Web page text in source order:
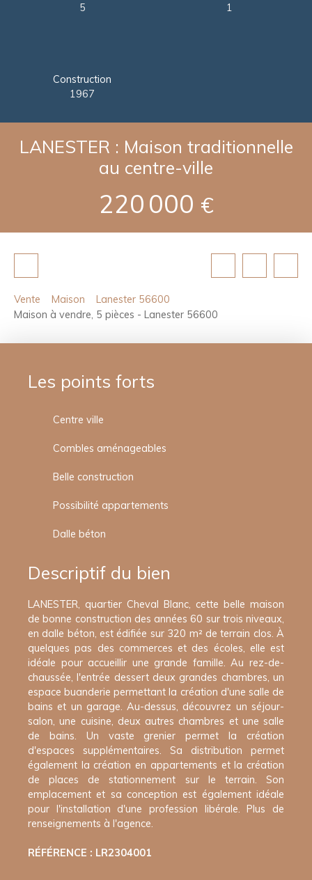
5
1
Construction
1967
LANESTER : Maison traditionnelle
au centre-ville
220 000 €
Vente Maison
Lanester 56600
Maison à vendre, 5 pièces - Lanester 56600
Les points forts
Centre ville
Combles aménageables
Belle construction
Possibilité appartements
Dalle béton
Descriptif du bien
LANESTER, quartier Cheval Blanc, cette belle maison
de bonne construction des années 60 sur trois niveaux,
en dalle béton, est édifiée sur 320 m² de terrain clos. À
quelques pas des commerces et des écoles, elle est
idéale pour accueillir une grande famille. Au rez-de-
chaussée, l'entrée dessert deux grandes chambres, un
espace buanderie permettant la création d'une salle de
bains et un garage. Au-dessus, découvrez un séjour-
salon, une cuisine, deux autres chambres et une salle
de bains. Un vaste grenier permet la création
d'espaces supplémentaires. Sa distribution permet
également la création en appartements et la création
de places de stationnement sur le terrain. Son
emplacement et sa conception est également idéale
pour l'installation d'une profession libérale. Plus de
renseignements à l'agence.
RÉFÉRENCE : LR2304001